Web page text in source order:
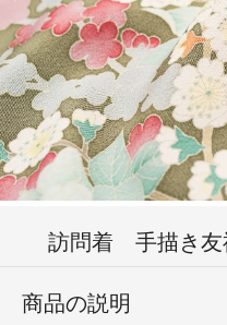
訪問着 手描き
商品の説明